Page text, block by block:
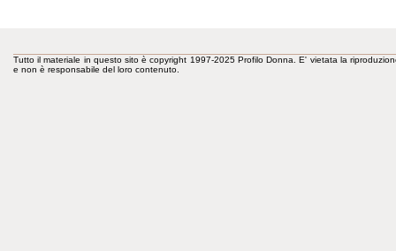
Tutto il materiale in questo sito è copyright 1997-2025 Profilo Donna. E' vietata la
e non è responsabile del loro contenuto.